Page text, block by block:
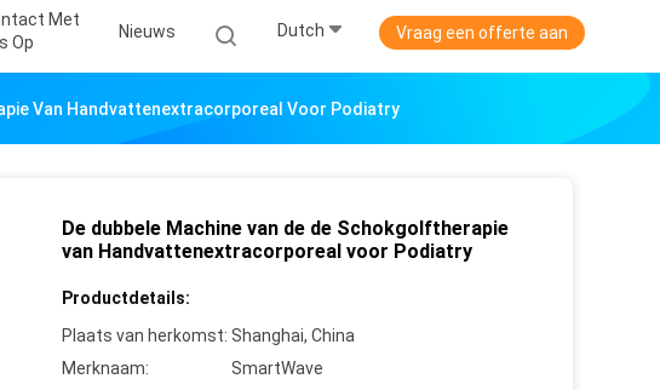
Met
Op
Nieuws Dutch Vraag een offerte aan
Van Handvattenextracorporeal Voor Podiatry
De dubbele Machine van de de Schokgolftherapie
van Handvattenextracorporeal voor Podiatry
Productdetails:
Plaats van herkomst: Shanghai, China
Merknaam:
SmartWave